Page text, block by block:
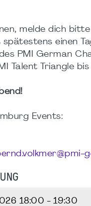
melde dich
einen
PMI German
Talent Triangle
Events:
18:00 - 19:30